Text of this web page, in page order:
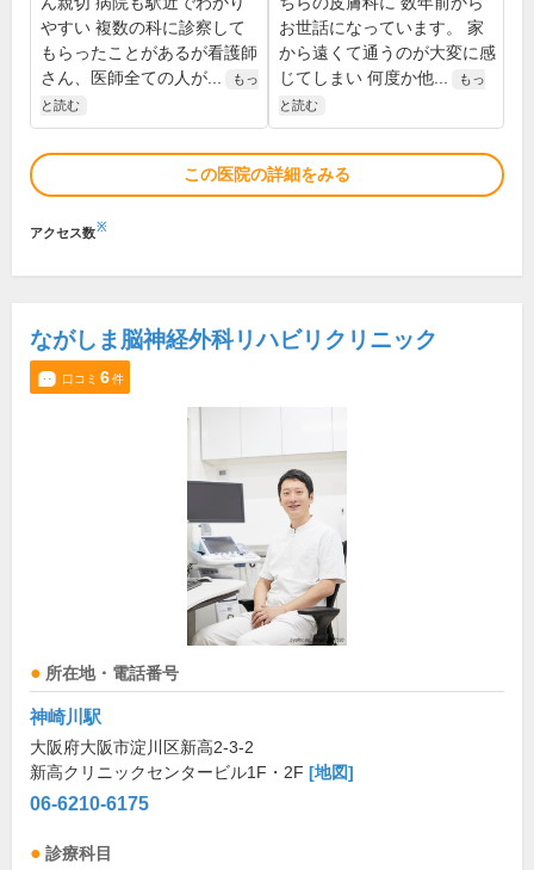
やすい 複数の科に診察して
もらったことがあるが看護師
さん、医師全ての人が...
もっ
と読む
お世話になっています。 家
から遠くて通うのが大変に感
じてしまい 何度か他...
もっ
と読む
この医院の詳細をみる
アクセス数※
ながしま脳神経外科リハビリクリニック
口コミ 6件
所在地・電話番号
神崎川駅
大阪府大阪市淀川区新高2-3-2
新高クリニックセンタービル1F・2F [地図]
06-6210-6175
診療科目